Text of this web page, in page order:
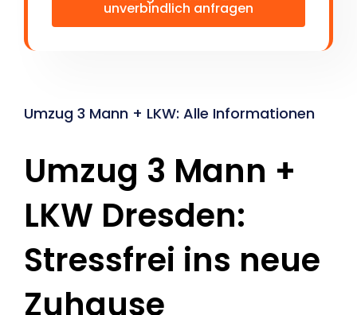
unverbindlich anfragen
Umzug 3 Mann + LKW: Alle Informationen
Umzug 3 Mann +
LKW Dresden:
Stressfrei ins neue
Zuhause